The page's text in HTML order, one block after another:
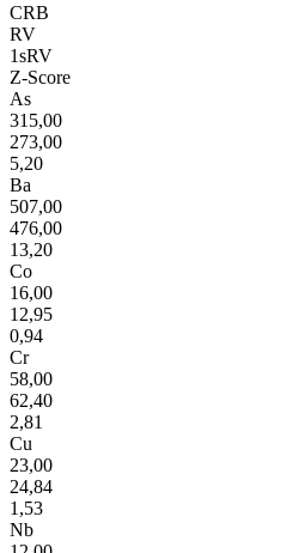
CRB
RV
1sRV
Z-Score
As
315,00
273,00
5,20
Ba
507,00
476,00
13,20
Co
16,00
12,95
0,94
Cr
58,00
62,40
2,81
Cu
23,00
24,84
1,53
Nb